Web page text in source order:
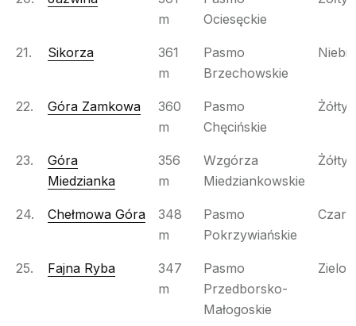
m
Ociesęckie
21. Sikorza
361
m
Pasmo
Brzechowskie
22. Góra Zamkowa
360
m
Pasmo
Chęcińskie
Żółty
23.
Góra
Miedzianka
356
m
Wzgórza
Miedziankowskie
Żółty
24. Chełmowa Góra
348
m
Pasmo
Pokrzywiańskie
25. Fajna Ryba
347
m
Pasmo
Przedborsko-
Małogoskie